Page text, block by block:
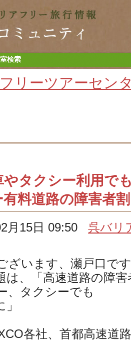
検索
リーツアーセン
やタクシー利用で
料道路の障害者
月15日 09:50呉バリ
ざいます、瀬戸口で
は、「高速道路の障
、タクシーでも
各社、首都高速道